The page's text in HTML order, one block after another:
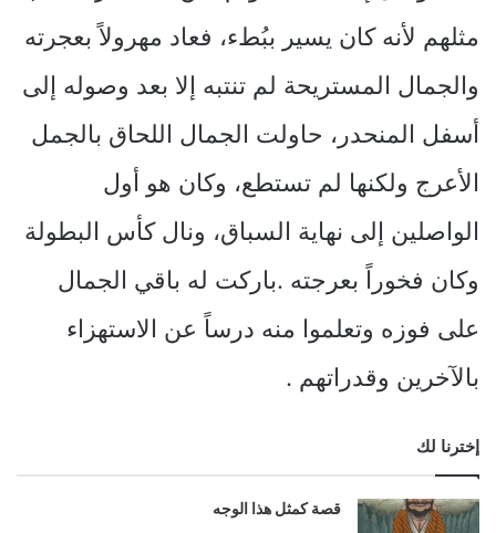
مثلهم لأنه كان يسير ببُطء، فعاد مهرولاً بعجرته
والجمال المستريحة لم تنتبه إلا بعد وصوله إلى
أسفل المنحدر، حاولت الجمال اللحاق بالجمل
الأعرج ولكنها لم تستطع، وكان هو أول
الواصلين إلى نهاية السباق، ونال كأس البطولة
وكان فخوراً بعرجته .باركت له باقي الجمال
على فوزه وتعلموا منه درساً عن الاستهزاء
بالآخرين وقدراتهم .
إخترنا لك
قصة كمثل هذا الوجه